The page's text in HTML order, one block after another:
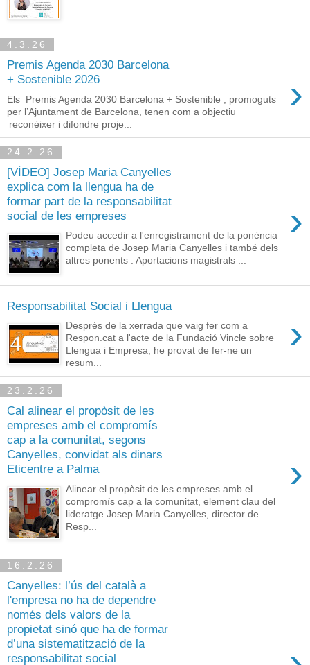
4.3.26
Premis Agenda 2030 Barcelona
+ Sostenible 2026
›
Els Premis Agenda 2030 Barcelona + Sostenible , promoguts
per l’Ajuntament de Barcelona, tenen com a objectiu
reconèixer i difondre proje...
24.2.26
[VÍDEO] Josep Maria Canyelles
explica com la llengua ha de
formar part de la responsabilitat
social de les empreses
›
Podeu accedir a l'enregistrament de la ponència
completa de Josep Maria Canyelles i també dels
altres ponents . Aportacions magistrals ...
Responsabilitat Social i Llengua
›
Després de la xerrada que vaig fer com a
Respon.cat a l'acte de la Fundació Vincle sobre
Llengua i Empresa, he provat de fer-ne un
resum...
23.2.26
Cal alinear el propòsit de les
empreses amb el compromís
cap a la comunitat, segons
Canyelles, convidat als dinars
Eticentre a Palma
›
Alinear el propòsit de les empreses amb el
compromís cap a la comunitat, element clau del
lideratge Josep Maria Canyelles, director de
Resp...
16.2.26
Canyelles: l’ús del català a
l'empresa no ha de dependre
només dels valors de la
propietat sinó que ha de formar
d’una sistematització de la
responsabilitat social